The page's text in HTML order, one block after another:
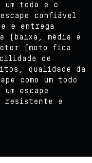
um todo e o
confiável
e entrega
(baixa, média e
(moto fica
de
qualidade da
como um todo
escape
resistente e